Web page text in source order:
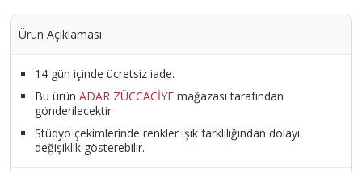
Ürün Açıklaması
14 gün içinde ücretsiz iade.
Bu ürün ADAR ZÜCCACİYE mağazası tarafından
gönderilecektir
Stüdyo çekimlerinde renkler ışık farklılığından dolayı
değişiklik gösterebilir.